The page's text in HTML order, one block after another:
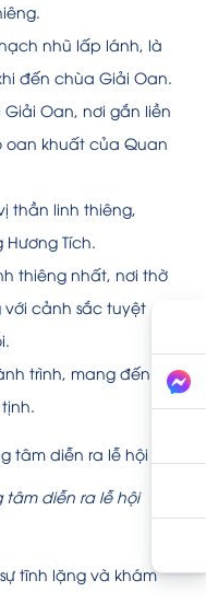
nhũ lấp lánh, là
đến chùa Giải Oan.
Giải Oan, nơi gắn liền
oan khuất của Quan
thần linh thiêng,
Tích.
thiêng nhất, nơi thờ
với cảnh sắc tuyệt
trình, mang đến
tâm diễn ra lễ hội
tĩnh lặng và khám